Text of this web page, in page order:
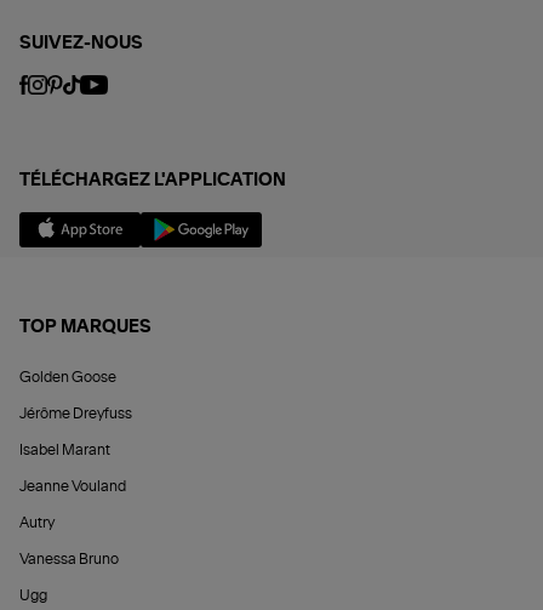
SUIVEZ-NOUS
TÉLÉCHARGEZ L'APPLICATION
TOP MARQUES
Golden Goose
Jérôme Dreyfuss
Isabel Marant
Jeanne Vouland
Autry
Vanessa Bruno
Ugg